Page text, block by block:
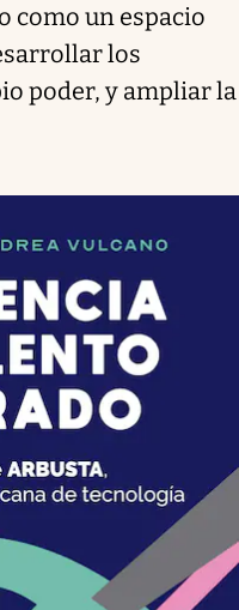
como un espacio
los
poder, y ampliar la